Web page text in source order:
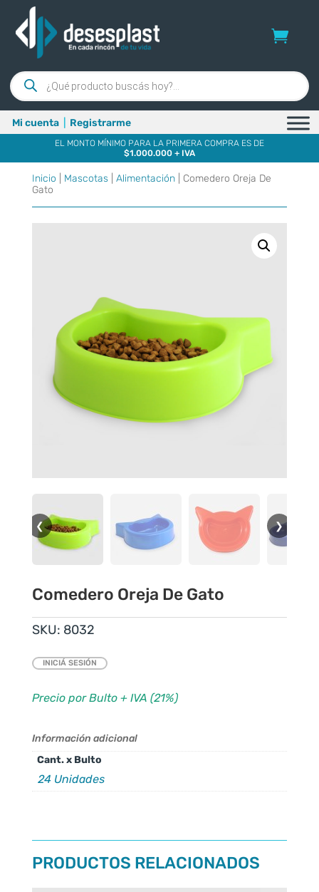
Búsqueda
de
productos
Mi cuenta Registrarme
EL MONTO MÍNIMO PARA LA PRIMERA COMPRA ES DE
$1.000.000 + IVA
Inicio Mascotas| Alimentación| Comedero Oreja De
Gato
❮ ❯
Comedero Oreja De Gato
SKU: 8032
INICIÁ SESIÓN
Precio por Bulto + IVA (21%)
Información adicional
Cant. x Bulto
24 Unidades
PRODUCTOS RELACIONADOS